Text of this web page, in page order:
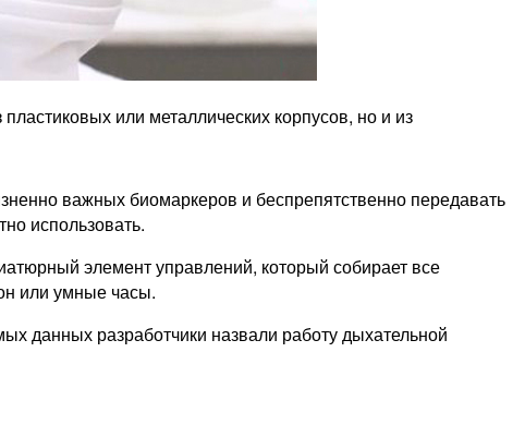
или металлических корпусов, но и из
важных биомаркеров и беспрепятственно передавать
использовать.
элемент управлений, который собирает все
или умные часы.
данных разработчики назвали работу дыхательной